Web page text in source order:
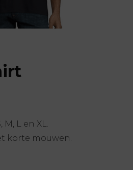
L en XL.
korte mouwen.